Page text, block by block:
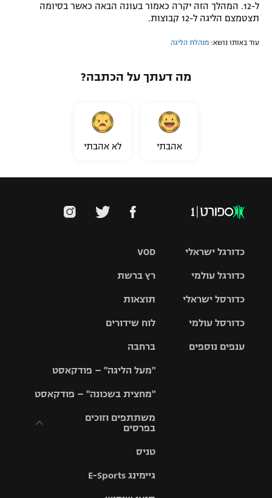
ל-12. המהלך הזה יקרה כאמור בעונה הבאה כאשר בסיומה
תצטמצם הליגה ל-12 קבוצות.
עוד באותו נושא: מנהלת הליגה
מה דעתך על הכתבה?
אהבתי לא אהבתי
VOD
רץ ברשת
תוצאות
לוח שידורים
ברחבה
"מעל הליגה" – פודקאסט
"מחצית בשכונה" – פודקאסט
משתתפים וזוכים
בפרסים
וזוכים בפרסים
טניס
גיימינג E-Sports
כדורגל ישראלי
גביע הטוטו
כדורגל עולמי
האלופות
ליגה
כדורסל ישראלי
סל
כדורסל עולמי
ענפים נוספים